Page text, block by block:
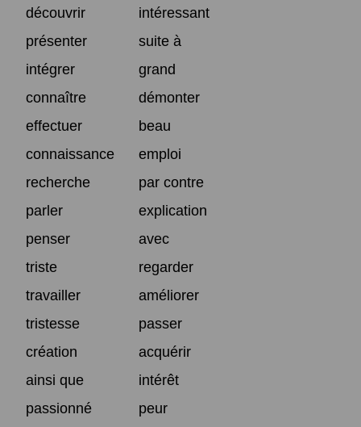
découvrir
intéressant
présenter
suite à
intégrer
grand
connaître
démonter
effectuer
beau
connaissance
emploi
recherche
par contre
parler
explication
penser
avec
triste
regarder
travailler
améliorer
tristesse
passer
création
acquérir
ainsi que
intérêt
passionné
peur